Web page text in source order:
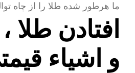
ما هرطور شده طلا را از چاه
افتادن طلا
و اشیاء